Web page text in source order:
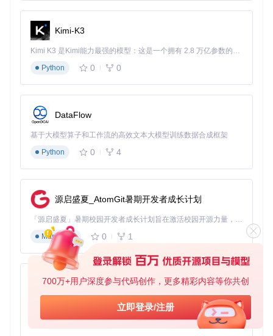
700万+用户深度参与代码创作，更多精彩内容等你共创
立即登录/注册
Kimi-K3
Kimi K3 是Kimi能力最强的模型：这是一个拥有 2.8 万亿参数的混合专家（MoE）模型，具备原生视觉理解能力，并支持 100 万 token 的上下文窗口。
Python
0 0
DataFlow
基于大模型算子和工作流的高效文本大模型训练数据合成框架
Python
0 4
源启盛夏_AtomGit暑期开发者成长计划
「源启盛夏」暑期校园开发者成长计划旨在激活校园开源力量，通过积分激励、认证扶持、资源倾斜等形式，引导高校组织和开发者完成「入驻 — 建项目 — 做贡献 — 获认证 — 得资源」的完整闭环。无论你是想带领社团入驻平台的组织者，还是希望用代码贡献证明自己的开发者，都能在这里找到属于你的成长路径。
Markdown
0 1
py-xiaozhi
基于Python的Xiaozhi AI，适用于想要完整Xiaozhi体验而无需拥有专用硬件的用户。
Python
0 1